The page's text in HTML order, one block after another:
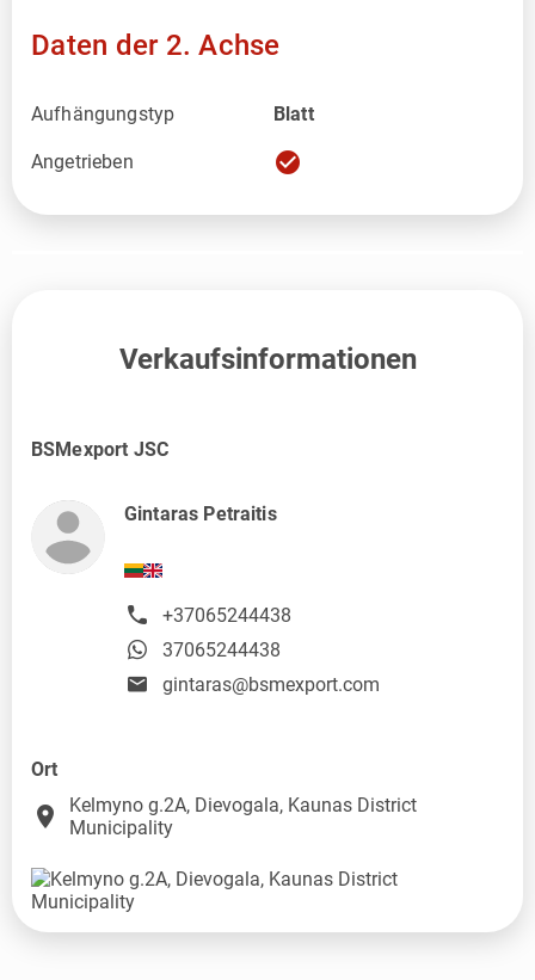
Daten der 2. Achse
Aufhängungstyp Blatt
Angetrieben check_circle
Verkaufsinformationen
BSMexport JSC
Gintaras Petraitis
+37065244438
37065244438
gintaras@bsmexport.com
Ort
place
Kelmyno g.2A, Dievogala, Kaunas District
Municipality